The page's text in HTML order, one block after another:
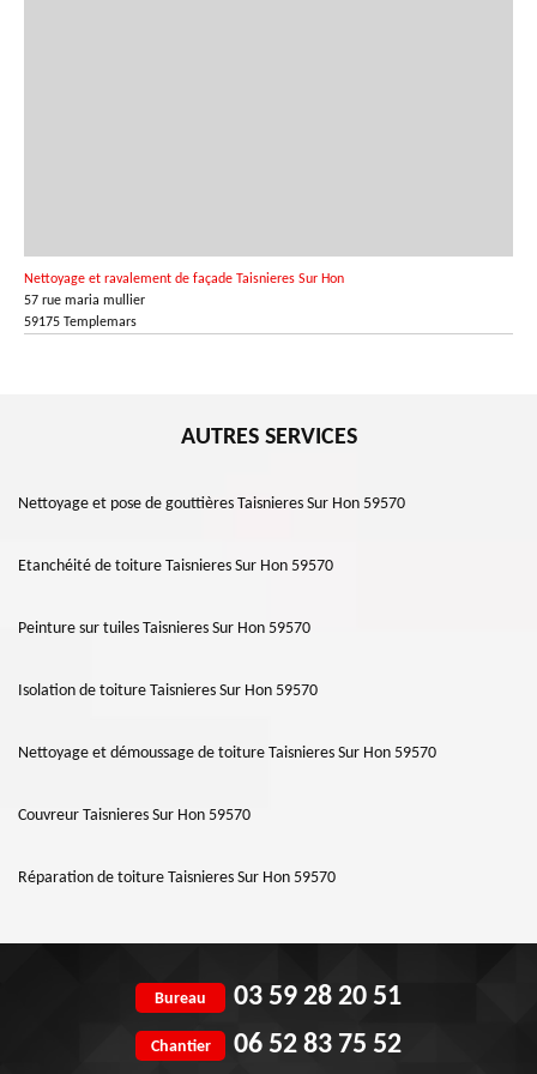
Nettoyage et ravalement de façade Taisnieres Sur Hon
57 rue maria mullier
59175 Templemars
AUTRES SERVICES
Nettoyage et pose de gouttières Taisnieres Sur Hon 59570
Etanchéité de toiture Taisnieres Sur Hon 59570
Peinture sur tuiles Taisnieres Sur Hon 59570
Isolation de toiture Taisnieres Sur Hon 59570
Nettoyage et démoussage de toiture Taisnieres Sur Hon 59570
Couvreur Taisnieres Sur Hon 59570
Réparation de toiture Taisnieres Sur Hon 59570
Bureau 03 59 28 20 51
Chantier 06 52 83 75 52